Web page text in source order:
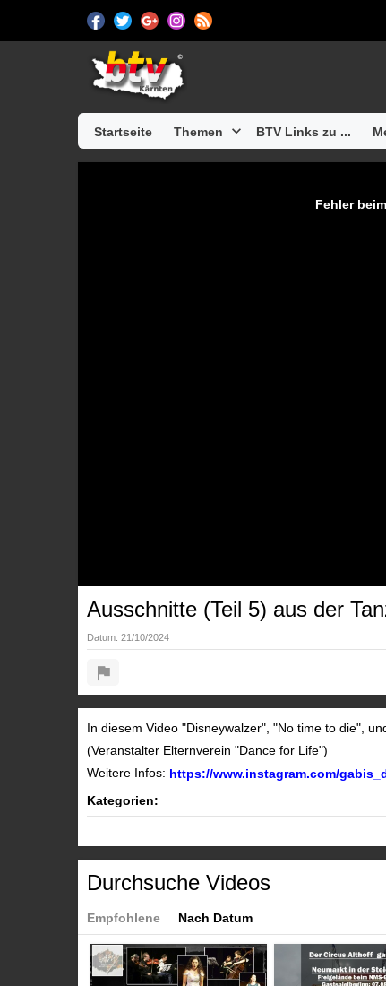
Startseite Themen BTV Links zu ...
Fehler
Ausschnitte (Teil 5) aus der
Datum: 21/10/2024
In diesem Video "Disneywalzer", "No time to die",
(Veranstalter Elternverein "Dance for Life")
Weitere Infos: https://www.instagram.com/
Kategorien:
Tanzen Althofen
Themen » Veranstaltungen
btv-kärnten
btv kärnten mittelkärnten
Durchsuche Videos
Empfohlene Nach Datum